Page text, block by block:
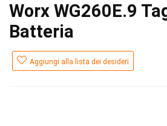
Worx WG260E.9
Batteria
Aggiungi alla lista dei desideri